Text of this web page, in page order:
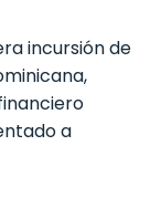
incursión de
a